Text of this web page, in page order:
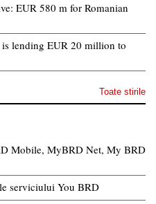
EUR 580 m for Romanian
lending EUR 20 million to
Toate stirile
Mobile, MyBRD Net, My BRD
serviciului You BRD